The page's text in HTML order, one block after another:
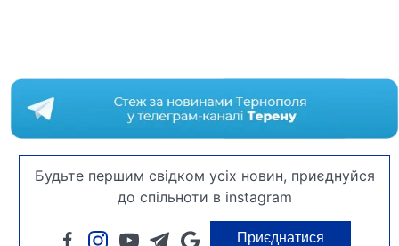
Будьте першим свідком усіх новин, приєднуйся
до спільноти в instagram
Приєднатися